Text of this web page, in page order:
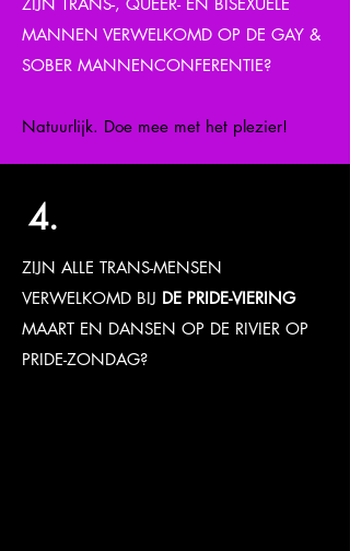
ZIJN TRANS-, QUEER- EN BISEXUELE
MANNEN VERWELKOMD OP DE GAY &
SOBER MANNENCONFERENTIE?
Natuurlijk. Doe mee met het plezier!
4.
ZIJN ALLE TRANS-MENSEN
VERWELKOMD BIJ DE PRIDE-VIERING
MAART EN DANSEN OP DE RIVIER OP
PRIDE-ZONDAG?